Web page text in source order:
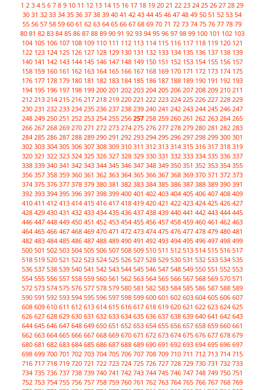
1 2 3 4 5 6 7 8 9 10 11 12 13 14 15 16 17 18 19 20 21 22 23 24 25 26 27 28 29
30 31 32 33 34 35 36 37 38 39 40 41 42 43 44 45 46 47 48 49 50 51 52 53 54
55 56 57 58 59 60 61 62 63 64 65 66 67 68 69 70 71 72 73 74 75 76 77 78 79
80 81 82 83 84 85 86 87 88 89 90 91 92 93 94 95 96 97 98 99 100 101 102 103
104 105 106 107 108 109 110 111 112 113 114 115 116 117 118 119 120 121
122 123 124 125 126 127 128 129 130 131 132 133 134 135 136 137 138 139
140 141 142 143 144 145 146 147 148 149 150 151 152 153 154 155 156 157
158 159 160 161 162 163 164 165 166 167 168 169 170 171 172 173 174 175
176 177 178 179 180 181 182 183 184 185 186 187 188 189 190 191 192 193
194 195 196 197 198 199 200 201 202 203 204 205 206 207 208 209 210 211
212 213 214 215 216 217 218 219 220 221 222 223 224 225 226 227 228 229
230 231 232 233 234 235 236 237 238 239 240 241 242 243 244 245 246 247
248 249 250 251 252 253 254 255 256 257 258 259 260 261 262 263 264 265
266 267 268 269 270 271 272 273 274 275 276 277 278 279 280 281 282 283
284 285 286 287 288 289 290 291 292 293 294 295 296 297 298 299 300 301
302 303 304 305 306 307 308 309 310 311 312 313 314 315 316 317 318 319
320 321 322 323 324 325 326 327 328 329 330 331 332 333 334 335 336 337
338 339 340 341 342 343 344 345 346 347 348 349 350 351 352 353 354 355
356 357 358 359 360 361 362 363 364 365 366 367 368 369 370 371 372 373
374 375 376 377 378 379 380 381 382 383 384 385 386 387 388 389 390 391
392 393 394 395 396 397 398 399 400 401 402 403 404 405 406 407 408 409
410 411 412 413 414 415 416 417 418 419 420 421 422 423 424 425 426 427
428 429 430 431 432 433 434 435 436 437 438 439 440 441 442 443 444 445
446 447 448 449 450 451 452 453 454 455 456 457 458 459 460 461 462 463
464 465 466 467 468 469 470 471 472 473 474 475 476 477 478 479 480 481
482 483 484 485 486 487 488 489 490 491 492 493 494 495 496 497 498 499
500 501 502 503 504 505 506 507 508 509 510 511 512 513 514 515 516 517
518 519 520 521 522 523 524 525 526 527 528 529 530 531 532 533 534 535
536 537 538 539 540 541 542 543 544 545 546 547 548 549 550 551 552 553
554 555 556 557 558 559 560 561 562 563 564 565 566 567 568 569 570 571
572 573 574 575 576 577 578 579 580 581 582 583 584 585 586 587 588 589
590 591 592 593 594 595 596 597 598 599 600 601 602 603 604 605 606 607
608 609 610 611 612 613 614 615 616 617 618 619 620 621 622 623 624 625
626 627 628 629 630 631 632 633 634 635 636 637 638 639 640 641 642 643
644 645 646 647 648 649 650 651 652 653 654 655 656 657 658 659 660 661
662 663 664 665 666 667 668 669 670 671 672 673 674 675 676 677 678 679
680 681 682 683 684 685 686 687 688 689 690 691 692 693 694 695 696 697
698 699 700 701 702 703 704 705 706 707 708 709 710 711 712 713 714 715
716 717 718 719 720 721 722 723 724 725 726 727 728 729 730 731 732 733
734 735 736 737 738 739 740 741 742 743 744 745 746 747 748 749 750 751
752 753 754 755 756 757 758 759 760 761 762 763 764 765 766 767 768 769